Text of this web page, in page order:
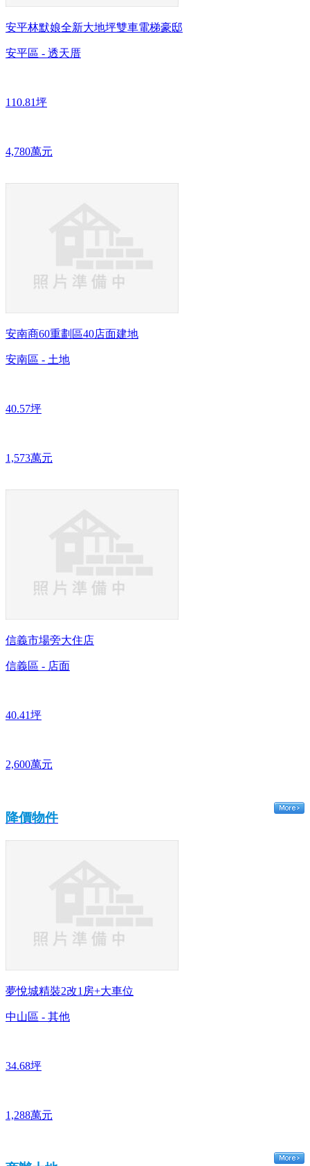
安平林默娘全新大地坪雙車電梯豪邸
安平區 - 透天厝
110.81坪
4,780萬元
安南商60重劃區40店面建地
安南區 - 土地
40.57坪
1,573萬元
信義市場旁大住店
信義區 - 店面
40.41坪
2,600萬元
降價物件
夢悅城精裝2改1房+大車位
中山區 - 其他
34.68坪
1,288萬元